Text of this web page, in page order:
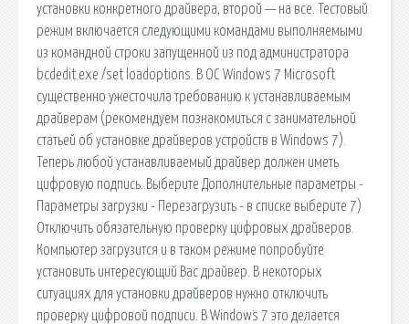
установки конкретного драйвера, второй — на все. Тестовый
режим включается следующими командами выполняемыми
из командной строки запущенной из под администратора
bcdedit.exe /set loadoptions. В ОС Windows 7 Microsoft
существенно ужесточила требованию к устанавливаемым
драйверам (рекомендуем познакомиться с занимательной
статьей об установке драйверов устройств в Windows 7).
Теперь любой устанавливаемый драйвер должен иметь
цифровую подпись. Выберите Дополнительные параметры -
Параметры загрузки - Перезагрузить - в списке выберите 7)
Отключить обязательную проверку цифровых драйверов.
Компьютер загрузится и в таком режиме попробуйте
установить интересующий Вас драйвер. В некоторых
ситуациях для установки драйверов нужно отключить
проверку цифровой подписи. В Windows 7 это делается